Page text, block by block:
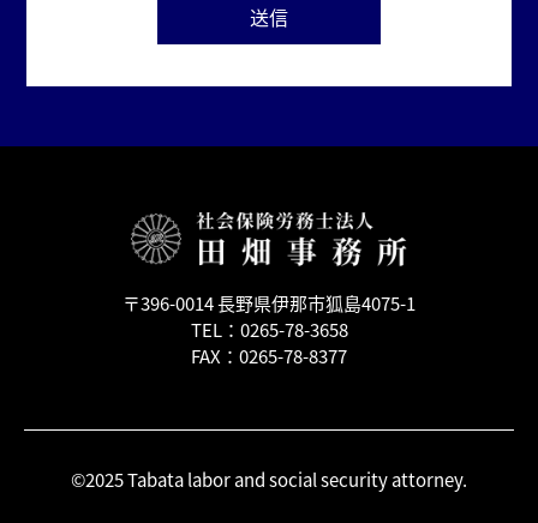
〒396-0014 長野県伊那市狐島4075-1
TEL：0265-78-3658
FAX：0265-78-8377
©2025 Tabata labor and social security attorney.